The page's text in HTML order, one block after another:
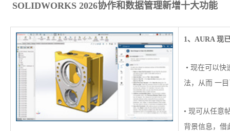
SOLIDWORKS 2026协作和数据管理新增十大功能
1、AURA 现
• 现在可以快
法，从而 一
• 现可从任意
背景信息，借